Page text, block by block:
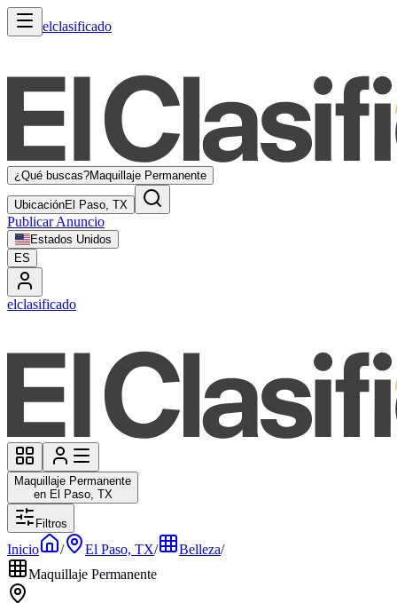
elclasificado
¿Qué buscas?Maquillaje Permanente
UbicaciónEl Paso, TX
Publicar Anuncio
Estados Unidos
ES
elclasificado
Maquillaje Permanente
en El Paso, TX
Filtros
Inicio / El Paso, TX/ Belleza/
Maquillaje Permanente